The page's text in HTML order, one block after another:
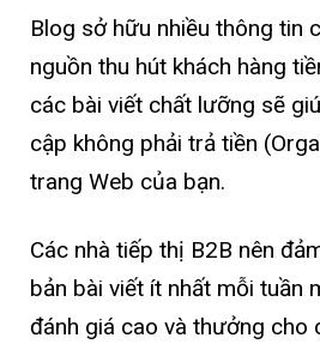
Blog sở hữu nhiều thông tin
nguồn thu hút khách hàng
các bài viết chất lưỡng sẽ
cập không phải trả tiền
trang Web của bạn.
Các nhà tiếp thị B2B nên
bản bài viết ít nhất mỗi tuần
đánh giá cao và thưởng cho